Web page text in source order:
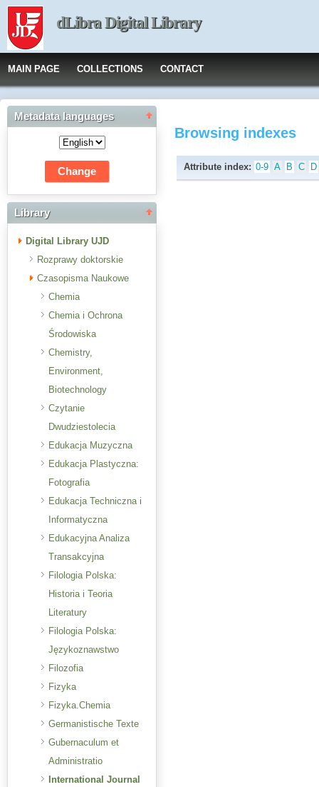
dLibra Digital Library
MAIN PAGE COLLECTIONS CONTACT
Metadata languages
Library
Digital Library UJD
Rozprawy doktorskie
Czasopisma Naukowe
Chemia
Chemia i Ochrona
Środowiska
Chemistry,
Environment,
Biotechnology
Czytanie
Dwudziestolecia
Edukacja Muzyczna
Edukacja Plastyczna:
Fotografia
Edukacja Techniczna i
Informatyczna
Edukacyjna Analiza
Transakcyjna
Filologia Polska:
Historia i Teoria
Literatury
Filologia Polska:
Językoznawstwo
Filozofia
Fizyka
Fizyka.Chemia
Germanistische Texte
Gubernaculum et
Administratio
International Journal
Browsing indexes
Attribute index: 0-9 A B C D